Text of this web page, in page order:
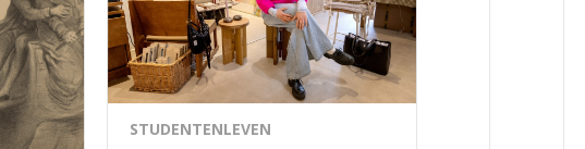
STUDENTENLEVEN